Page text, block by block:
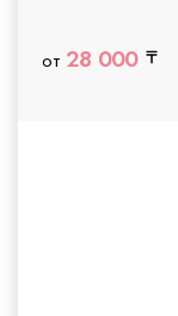
от 28 000